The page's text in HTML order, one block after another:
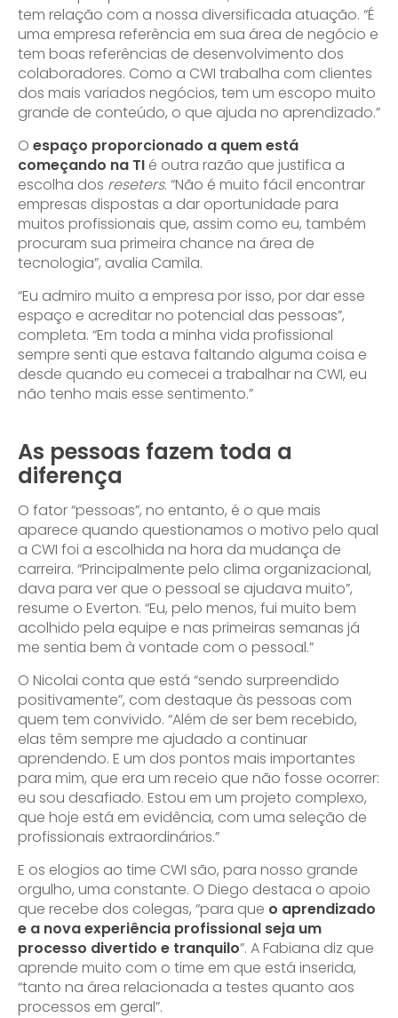
tem relação com a nossa diversificada atuação. “É
uma empresa referência em sua área de negócio e
tem boas referências de desenvolvimento dos
colaboradores. Como a CWI trabalha com clientes
dos mais variados negócios, tem um escopo muito
grande de conteúdo, o que ajuda no aprendizado.”
O espaço proporcionado a quem está
começando na TI é outra razão que justifica a
escolha dos reseters. “Não é muito fácil encontrar
empresas dispostas a dar oportunidade para
muitos profissionais que, assim como eu, também
procuram sua primeira chance na área de
tecnologia”, avalia Camila.
“Eu admiro muito a empresa por isso, por dar esse
espaço e acreditar no potencial das pessoas”,
completa. “Em toda a minha vida profissional
sempre senti que estava faltando alguma coisa e
desde quando eu comecei a trabalhar na CWI, eu
não tenho mais esse sentimento.”
As pessoas fazem toda a
diferença
O fator “pessoas”, no entanto, é o que mais
aparece quando questionamos o motivo pelo qual
a CWI foi a escolhida na hora da mudança de
carreira. “Principalmente pelo clima organizacional,
dava para ver que o pessoal se ajudava muito”,
resume o Everton. “Eu, pelo menos, fui muito bem
acolhido pela equipe e nas primeiras semanas já
me sentia bem à vontade com o pessoal.”
O Nicolai conta que está “sendo surpreendido
positivamente”, com destaque às pessoas com
quem tem convivido. “Além de ser bem recebido,
elas têm sempre me ajudado a continuar
aprendendo. E um dos pontos mais importantes
para mim, que era um receio que não fosse ocorrer:
eu sou desafiado. Estou em um projeto complexo,
que hoje está em evidência, com uma seleção de
profissionais extraordinários.”
E os elogios ao time CWI são, para nosso grande
orgulho, uma constante. O Diego destaca o apoio
que recebe dos colegas, “para que o aprendizado
e a nova experiência profissional seja um
processo divertido e tranquilo”. A Fabiana diz que
aprende muito com o time em que está inserida,
“tanto na área relacionada a testes quanto aos
processos em geral”.